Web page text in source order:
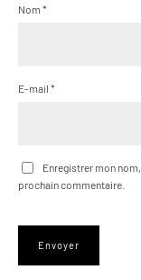
Nom *
E-mail *
Enregistrer mon
prochain commentaire.